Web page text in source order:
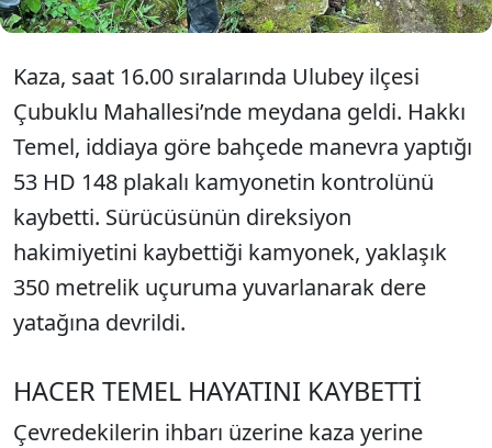
Kaza, saat 16.00 sıralarında Ulubey ilçesi
Çubuklu Mahallesi’nde meydana geldi. Hakkı
Temel, iddiaya göre bahçede manevra yaptığı
53 HD 148 plakalı kamyonetin kontrolünü
kaybetti. Sürücüsünün direksiyon
hakimiyetini kaybettiği kamyonek, yaklaşık
350 metrelik uçuruma yuvarlanarak dere
yatağına devrildi.
HACER TEMEL HAYATINI KAYBETTİ
Çevredekilerin ihbarı üzerine kaza yerine